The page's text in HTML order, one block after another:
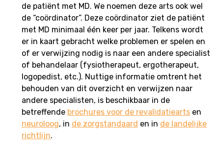
de patiënt met MD. We noemen deze arts ook wel
de “coördinator”. Deze coördinator ziet de patiënt
met MD minimaal één keer per jaar. Telkens wordt
er in kaart gebracht welke problemen er spelen en
of er verwijzing nodig is naar een andere specialist
of behandelaar (fysiotherapeut, ergotherapeut,
logopedist, etc.). Nuttige informatie omtrent het
behouden van dit overzicht en verwijzen naar
andere specialisten, is beschikbaar in de
betreffende brochures voor de revalidatiearts en
neuroloog, in de zorgstandaard en in de landelijke
richtlijn.